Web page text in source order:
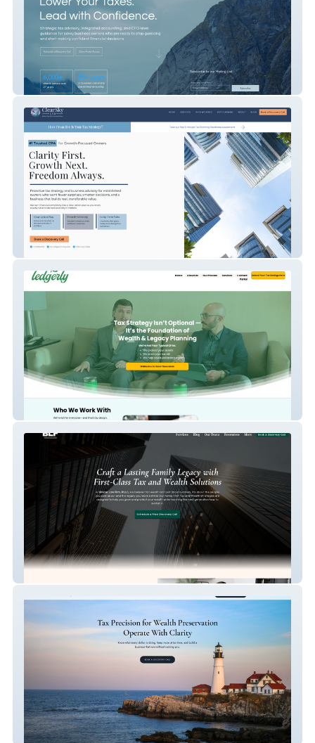
Theresa Jensen
Zhenya Lymar
Ledgerly
Navira Tax